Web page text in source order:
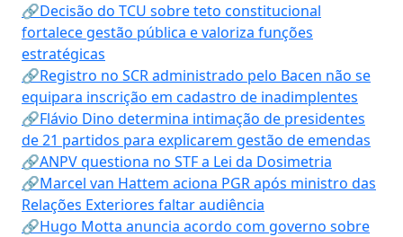
🔗Decisão do TCU sobre teto constitucional
fortalece gestão pública e valoriza funções
estratégicas
🔗Registro no SCR administrado pelo Bacen não se
equipara inscrição em cadastro de inadimplentes
🔗Flávio Dino determina intimação de presidentes
de 21 partidos para explicarem gestão de emendas
🔗ANPV questiona no STF a Lei da Dosimetria
🔗Marcel van Hattem aciona PGR após ministro das
Relações Exteriores faltar audiência
🔗Hugo Motta anuncia acordo com governo sobre